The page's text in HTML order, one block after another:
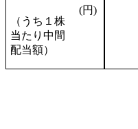
(円)
（うち１株
当たり中間
配当額）